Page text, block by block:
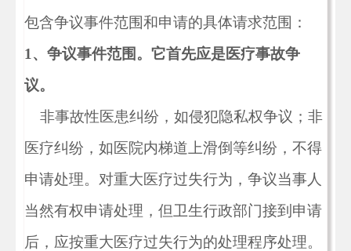
包含争议事件范围和申请的具体请求范围：
1、争议事件范围。它首先应是医疗事故争
议。
非事故性医患纠纷，如侵犯隐私权争议；非
医疗纠纷，如医院内梯道上滑倒等纠纷，不得
申请处理。对重大医疗过失行为，争议当事人
当然有权申请处理，但卫生行政部门接到申请
后，应按重大医疗过失行为的处理程序处理。